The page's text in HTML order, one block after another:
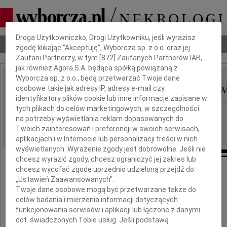
Nekrologi Odeszli Poradnik pogrzebowy
IMIĘ I NAZWISKO: Danuta Gotz-
REGION: Warszawa
DATA EMISJI: 29.04.2013
W pierwszą rocznicę śmierci
Dbamy o Twoją prywatność
Droga Użytkowniczko, Drogi Użytkowniku, jeśli wyrazisz
zgodę klikając "Akceptuję", Wyborcza sp. z o.o. oraz jej
Zaufani Partnerzy, w tym [872 ] Zaufanych Partnerów IAB,
jak również Agora S.A. będąca spółką powiązaną z
Wyborcza sp. z o.o., będą przetwarzać Twoje dane
osobowe takie jak adresy IP, adresy e-mail czy
identyfikatory plików cookie lub inne informacje zapisane w
tych plikach do celów marketingowych, w szczególności
na potrzeby wyświetlania reklam dopasowanych do
Twoich zainteresowań i preferencji w swoich serwisach,
aplikacjach i w Internecie lub personalizacji treści w nich
wyświetlanych. Wyrażenie zgody jest dobrowolne. Jeśli nie
chcesz wyrazić zgody, chcesz ograniczyć jej zakres lub
chcesz wycofać zgodę uprzednio udzieloną przejdź do
„Ustawień Zaawansowanych”.
Twoje dane osobowe mogą być przetwarzane także do
celów badania i mierzenia informacji dotyczących
funkcjonowania serwisów i aplikacji lub łączone z danymi
dot. świadczonych Tobie usług. Jeśli podstawą